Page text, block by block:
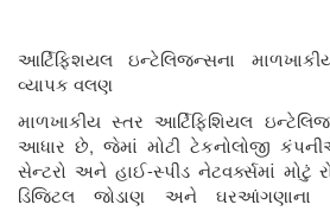
આર્ટિફિશયલ ઇન્ટેલિજન્સના
વ્યાપક વલણ
માળખાકીય સ્તર આર્ટિફિશિયલ
આધાર છે, જેમાં મોટી ટેકનોલોજી
સેન્ટરો અને હાઈ-સ્પીડ નેટવર્ક્સમાં મોટું
ડિજિટલ જોડાણ અને ઘરઆંગણાના